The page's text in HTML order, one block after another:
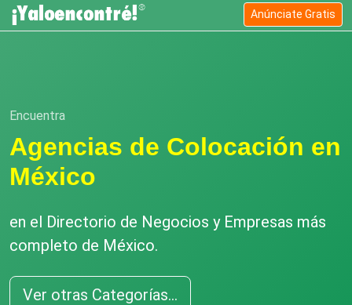
Anúnciate Gratis
Encuentra
Agencias de Colocación en
México
en el Directorio de Negocios y Empresas más
completo de México.
Ver otras Categorías...